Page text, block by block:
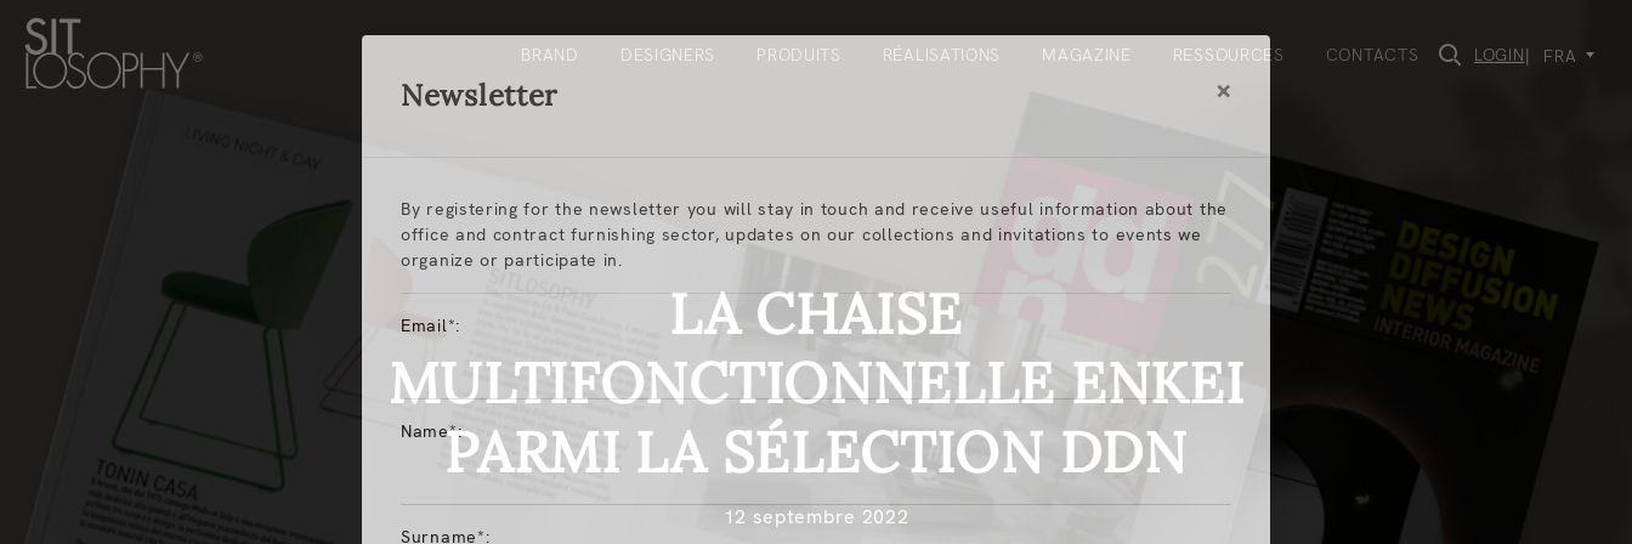
BRAND DESIGNERS PRODUITS RÉALISATIONS MAGAZINE RESSOURCES CONTACTS LOGIN| FRA
LA CHAISE
MULTIFONCTIONNELLE ENKEI
PARMI LA SÉLECTION DDN
12 septembre 2022
Newsletter ×
By registering for the newsletter you will stay in touch and receive useful information about the
office and contract furnishing sector, updates on our collections and invitations to events we
organize or participate in.
Email*:
Name*:
Surname*: